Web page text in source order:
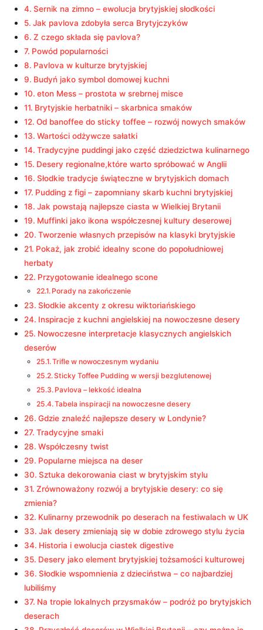
Sernik na zimno – ewolucja brytyjskiej słodkości
Jak pavlova zdobyła serca Brytyjczyków
Z czego składa się pavlova?
Powód popularności
Pavlova w kulturze brytyjskiej
Budyń jako symbol domowej kuchni
eton Mess – prostota w srebrnej misce
Brytyjskie herbatniki – skarbnica smaków
Od banoffee do sticky toffee – rozwój nowych smaków
Wartości odżywcze sałatki
Tradycyjne puddingi jako część dziedzictwa kulinarnego
Desery regionalne,które warto spróbować w Anglii
Słodkie tradycje świąteczne w brytyjskich domach
Pudding z figi – zapomniany skarb kuchni brytyjskiej
Jak powstają najlepsze ciasta w Wielkiej Brytanii
Muffinki jako ikona współczesnej kultury deserowej
Tworzenie własnych przepisów na klasyki brytyjskie
Pokaż, jak zrobić idealny scone do popołudniowej
herbaty
Przygotowanie idealnego scone
Porady na zakończenie
Słodkie akcenty z okresu wiktoriańskiego
Inspiracje z kuchni angielskiej na nowoczesne desery
Nowoczesne interpretacje klasycznych angielskich
deserów
Trifle w nowoczesnym wydaniu
Sticky Toffee Pudding w wersji bezglutenowej
Pavlova – lekkość idealna
Tabela inspiracji na nowoczesne desery
Gdzie znaleźć najlepsze desery w Londynie?
Tradycyjne smaki
Współczesny twist
Popularne miejsca na deser
Sztuka dekorowania ciast w brytyjskim stylu
Zrównoważony rozwój a brytyjskie desery: co się
zmienia?
Kulinarny przewodnik po deserach na festiwalach w UK
Jak desery zmieniają się w dobie zdrowego stylu życia
Historia i ewolucja ciastek digestive
Desery jako element brytyjskiej tożsamości kulturowej
Słodkie wspomnienia z dzieciństwa – co najbardziej
lubiliśmy
Na tropie lokalnych przysmaków – podróż po brytyjskich
deserach